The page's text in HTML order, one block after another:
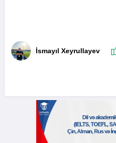
İsmayıl Xeyrullayev